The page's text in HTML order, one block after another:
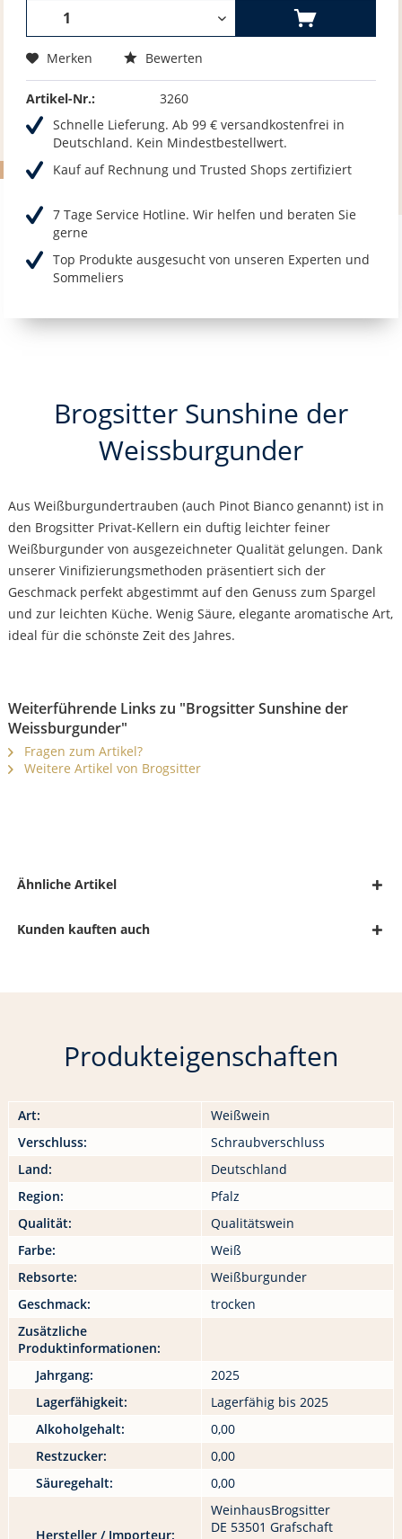
Merken Bewerten
Artikel-Nr.:
3260
Schnelle Lieferung. Ab 99 € versandkostenfrei in
Deutschland. Kein Mindestbestellwert.
Kauf auf Rechnung und Trusted Shops zertifiziert
7 Tage Service Hotline. Wir helfen und beraten Sie
gerne
Top Produkte ausgesucht von unseren Experten und
Sommeliers
Brogsitter Sunshine der
Weissburgunder
Aus Weißburgundertrauben (auch Pinot Bianco genannt) ist in
den Brogsitter Privat-Kellern ein duftig leichter feiner
Weißburgunder von ausgezeichneter Qualität gelungen. Dank
unserer Vinifizierungsmethoden präsentiert sich der
Geschmack perfekt abgestimmt auf den Genuss zum Spargel
und zur leichten Küche. Wenig Säure, elegante aromatische Art,
ideal für die schönste Zeit des Jahres.
Weiterführende Links zu "Brogsitter Sunshine der
Weissburgunder"
Fragen zum Artikel?
Weitere Artikel von Brogsitter
Ähnliche Artikel
Kunden kauften auch
Produkteigenschaften
Art:
Weißwein
Verschluss:
Schraubverschluss
Land:
Deutschland
Region:
Pfalz
Qualität:
Qualitätswein
Farbe:
Weiß
Rebsorte:
Weißburgunder
Geschmack:
trocken
Zusätzliche
Produktinformationen:
Jahrgang:
2025
Lagerfähigkeit:
Lagerfähig bis 2025
Alkoholgehalt:
0,00
Restzucker:
0,00
Säuregehalt:
0,00
Hersteller / Importeur:
WeinhausBrogsitter
DE 53501 Grafschaft